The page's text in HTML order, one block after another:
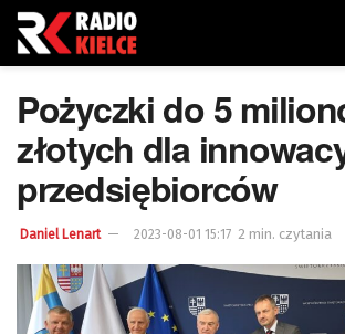
Pożyczki do 5
złotych dla
przedsiębiorców
Daniel Lenart 2023-08-01 15:17 2 min. czytania